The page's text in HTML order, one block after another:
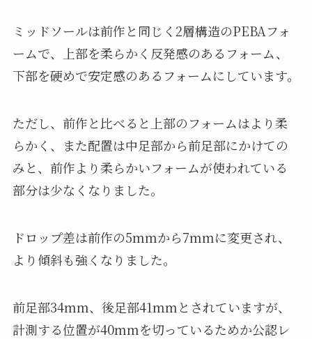
ミッドソールは前作と同じく2層構造のPEBAフォ
ームで、上部を柔らかく反発感のあるフォーム、
下部を硬めで安定感のあるフォームにしています。
ただし、前作と比べると上部のフォームはより柔
らかく、また配置は中足部から前足部にかけての
みと、前作より柔らかいフォームが使われている
部分は少なくなりました。
ドロップ差は前作の5mmから7mmに変更され、
より傾斜も強くなりました。
前足部34mm、後足部41mmとされていますが、
計測する位置が40mmを切っているためか公認レ